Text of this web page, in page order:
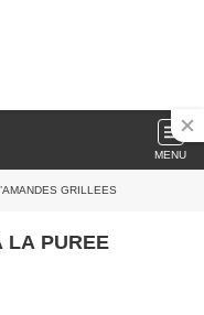
MENU
GRILLEES
LA PUREE